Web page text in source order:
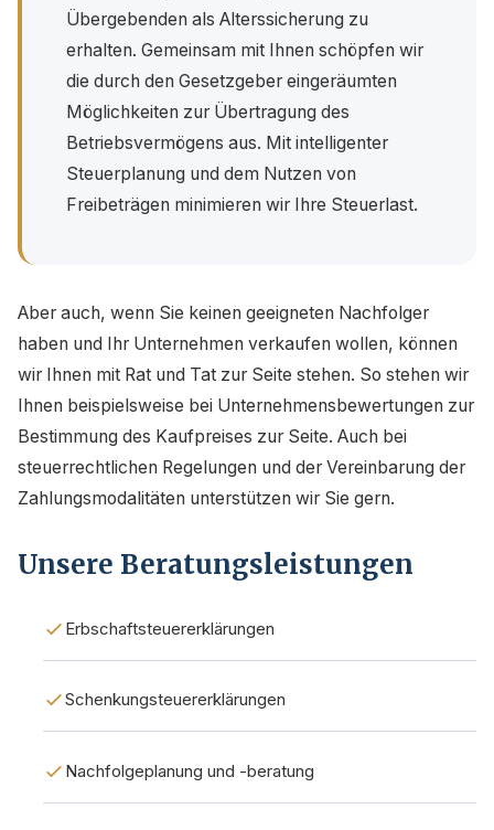
Übergebenden als Alterssicherung zu
erhalten. Gemeinsam mit Ihnen schöpfen wir
die durch den Gesetzgeber eingeräumten
Möglichkeiten zur Übertragung des
Betriebsvermögens aus. Mit intelligenter
Steuerplanung und dem Nutzen von
Freibeträgen minimieren wir Ihre Steuerlast.
Aber auch, wenn Sie keinen geeigneten Nachfolger
haben und Ihr Unternehmen verkaufen wollen, können
wir Ihnen mit Rat und Tat zur Seite stehen. So stehen wir
Ihnen beispielsweise bei Unternehmensbewertungen zur
Bestimmung des Kaufpreises zur Seite. Auch bei
steuerrechtlichen Regelungen und der Vereinbarung der
Zahlungsmodalitäten unterstützen wir Sie gern.
Unsere Beratungsleistungen
Erbschaftsteuererklärungen
Schenkungsteuererklärungen
Nachfolgeplanung und -beratung